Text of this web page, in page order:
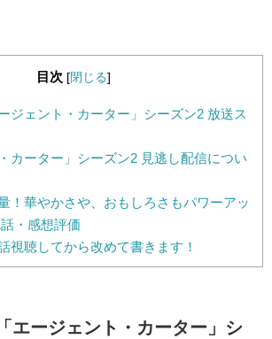
目次 [閉じる]
ジェント・カーター」シーズン2 放送ス
カーター」シーズン2 見逃し配信につい
！華やかさや、おもしろさもパワーアッ
・感想評価
視聴してから改めて書きます！
エージェント・カーター」シ